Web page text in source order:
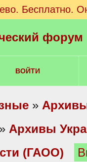
Бесплатно.
ВОЙТИ
»
» Архивы
(ГАОО)